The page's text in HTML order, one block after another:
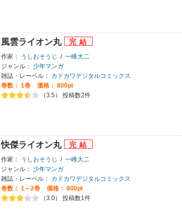
風雲ライオン丸
作家： うしおそうじ / 一峰大二
ジャンル：
少年マンガ
雑誌・レーベル：
カドカワデジタルコミックス
巻数： 1巻
価格： 800pt
（3.5） 投稿数2件
快傑ライオン丸
作家： うしおそうじ / 一峰大二
ジャンル：
少年マンガ
雑誌・レーベル：
カドカワデジタルコミックス
巻数： 1～2巻
価格： 800pt
（3.0） 投稿数1件